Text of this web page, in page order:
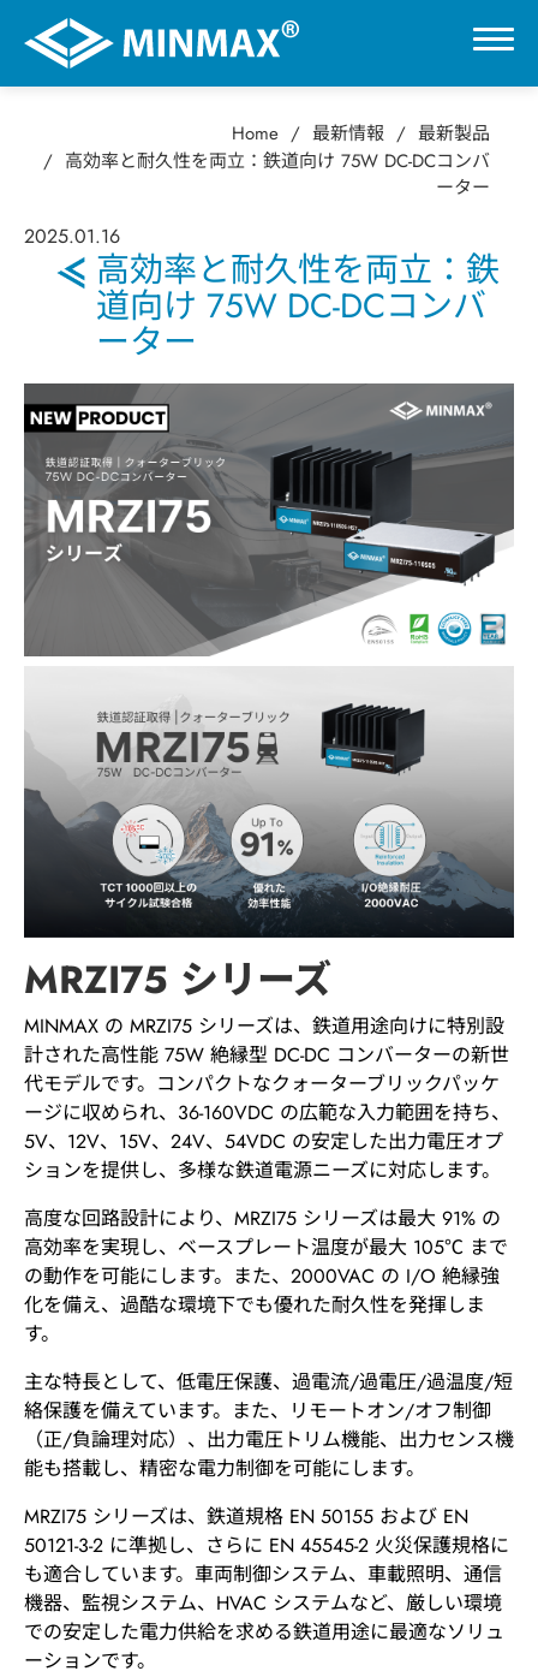
Home 最新情報
最新製品
高効率と耐久性を両立：鉄道向け 75W DC-DCコンバ
ーター
2025.01.16
高効率と耐久性を両立：鉄
道向け 75W DC-DCコンバ
ーター
MRZI75 シリーズ
MINMAX の MRZI75 シリーズは、鉄道用途向けに特別設
計された高性能 75W 絶縁型 DC-DC コンバーターの新世
代モデルです。コンパクトなクォーターブリックパッケ
ージに収められ、36-160VDC の広範な入力範囲を持ち、
5V、12V、15V、24V、54VDC の安定した出力電圧オプ
ションを提供し、多様な鉄道電源ニーズに対応します。
高度な回路設計により、MRZI75 シリーズは最大 91% の
高効率を実現し、ベースプレート温度が最大 105℃ まで
の動作を可能にします。また、2000VAC の I/O 絶縁強
化を備え、過酷な環境下でも優れた耐久性を発揮しま
す。
主な特長として、低電圧保護、過電流/過電圧/過温度/短
絡保護を備えています。また、リモートオン/オフ制御
（正/負論理対応）、出力電圧トリム機能、出力センス機
能も搭載し、精密な電力制御を可能にします。
MRZI75 シリーズは、鉄道規格 EN 50155 および EN
50121-3-2 に準拠し、さらに EN 45545-2 火災保護規格に
も適合しています。車両制御システム、車載照明、通信
機器、監視システム、HVAC システムなど、厳しい環境
での安定した電力供給を求める鉄道用途に最適なソリュ
ーションです。
0
VR展示ホール
製品情報
用途分野
サポート
会社情報
最新製品
ニュース
お問い合わせ